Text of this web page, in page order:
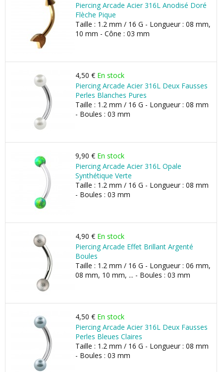
Piercing Arcade Acier 316L Anodisé Doré
Flèche Pique
Taille : 1.2 mm / 16 G - Longueur : 08 mm,
10 mm - Cône : 03 mm
4,50 € En stock
Piercing Arcade Acier 316L Deux Fausses
Perles Blanches Pures
Taille : 1.2 mm / 16 G - Longueur : 08 mm
- Boules : 03 mm
9,90 € En stock
Piercing Arcade Acier 316L Opale
Synthétique Verte
Taille : 1.2 mm / 16 G - Longueur : 08 mm
- Boules : 03 mm
4,90 € En stock
Piercing Arcade Effet Brillant Argenté
Boules
Taille : 1.2 mm / 16 G - Longueur : 06 mm,
08 mm, 10 mm, ... - Boules : 03 mm
4,50 € En stock
Piercing Arcade Acier 316L Deux Fausses
Perles Bleues Claires
Taille : 1.2 mm / 16 G - Longueur : 08 mm
- Boules : 03 mm